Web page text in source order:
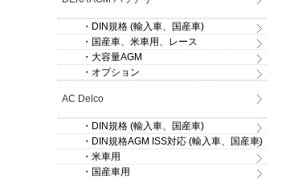
・DIN規格 (輸入車、国産車)
・国産車、米車用、レース
・大容量AGM
・オプション
AC Delco
・DIN規格 (輸入車、国産車)
・DIN規格AGM ISS対応 (輸入車、国産車)
・米車用
・国産車用